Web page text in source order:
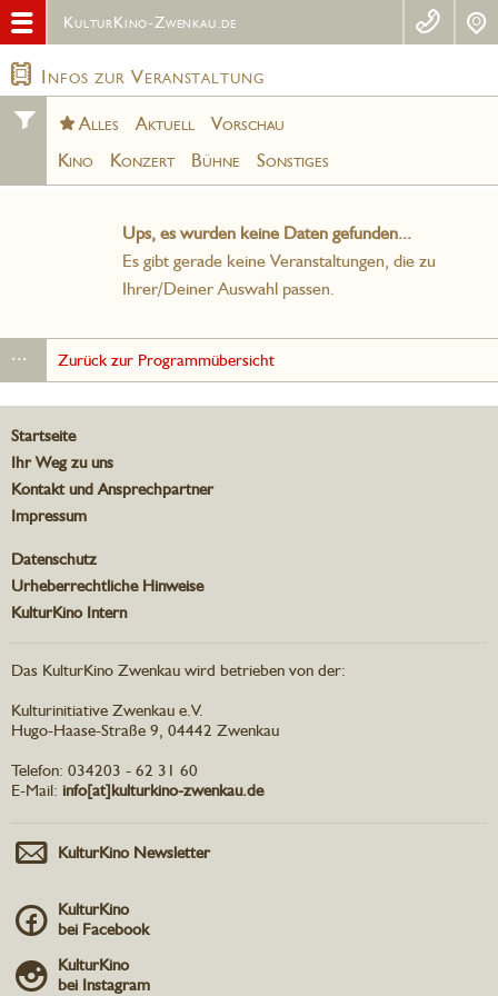
KulturKino-Zwenkau.de
Infos zur Veranstaltung
Alles Aktuell
Vorschau
Kino
Konzert Bühne Sonstiges
Ups, es wurden keine Daten gefunden...
Es gibt gerade keine Veranstaltungen, die zu
Ihrer/Deiner Auswahl passen.
... Zurück zur Programmübersicht
Startseite
Ihr Weg zu uns
Kontakt und Ansprechpartner
Impressum
Datenschutz
Urheberrechtliche Hinweise
KulturKino Intern
Das KulturKino Zwenkau wird betrieben von der:
Kulturinitiative Zwenkau e.V.
Hugo-Haase-Straße 9, 04442 Zwenkau
Telefon: 034203 - 62 31 60
E-Mail: info[at]kulturkino-zwenkau.de
KulturKino Newsletter
KulturKino
bei Facebook
KulturKino
bei Instagram